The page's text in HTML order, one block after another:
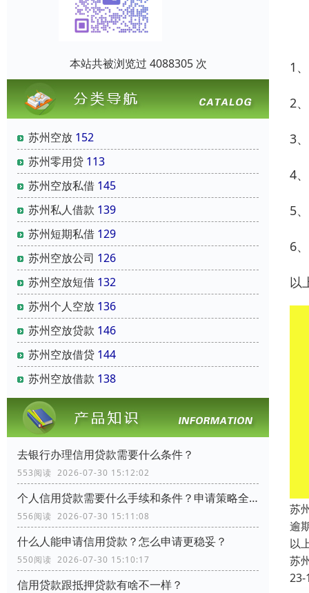
本站共被浏览过 4088305 次
苏州空放 152
苏州零用贷 113
苏州空放私借 145
苏州私人借款 139
苏州短期私借 129
苏州空放公司 126
苏州空放短借 132
苏州个人空放 136
苏州空放贷款 146
苏州空放借贷 144
苏州空放借款 138
去银行办理信用贷款需要什么条件？
553阅读 2026-07-30 15:12:02
个人信用贷款需要什么手续和条件？申请策略全流程指南
556阅读 2026-07-30 15:11:08
什么人能申请信用贷款？怎么申请更稳妥？
550阅读 2026-07-30 15:10:17
信用贷款跟抵押贷款有啥不一样？
1
2
3
4
5
6
以
苏
逾
以
苏
23-